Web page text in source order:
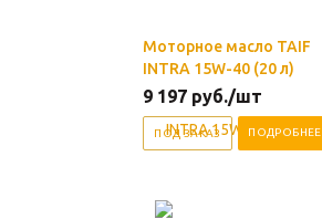
Моторное масло TAIF
INTRA 15W-40 (20 л)
9 197 руб./шт
ПОД ЗАКАЗ ПОДРОБНЕЕ